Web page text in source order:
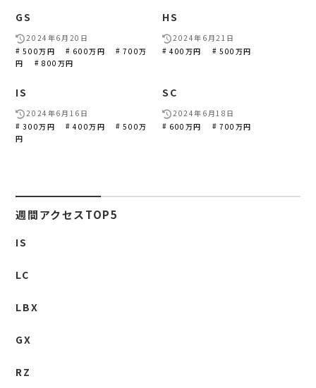
GS
2024年6月20日
500万円
600万円
700万
円
800万円
HS
2024年6月21日
400万円
500万円
IS
2024年6月16日
300万円
400万円
500万
円
SC
2024年6月18日
600万円
700万円
週間アクセスTOP5
IS
LC
LBX
GX
RZ